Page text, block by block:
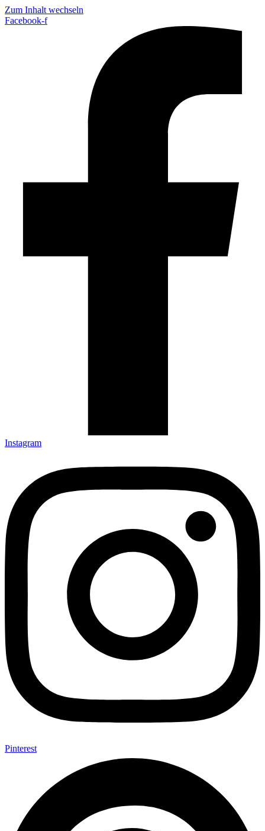
Zum Inhalt wechseln
Facebook-f
Instagram
Pinterest